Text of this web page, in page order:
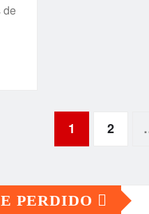
de
1 2
PERDIDO